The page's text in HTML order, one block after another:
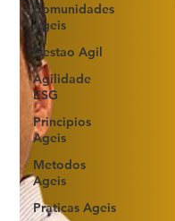
Comunidades
Ageis
Gestao Agil
Agilidade
ESG
Principios
Ageis
Metodos
Ageis
Praticas Ageis